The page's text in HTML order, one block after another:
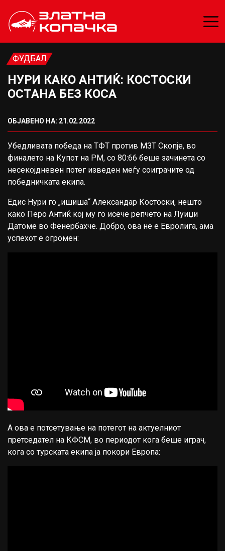
ФУДБАЛ
НУРИ КАКО АНТИЌ: КОСТОСКИ
ОСТАНА БЕЗ КОСА
ОБЈАВЕНО НА: 21.02.2022
Убедливата победа на ТФТ против МЗТ Скопје, во
финалето на Купот на РМ, со 80:66 беше зачинета со
несекојдневен потег изведен меѓу соиграчите од
победничката екипа.
Едис Нури го „ишиша“ Александар Костоски, нешто
како Перо Антиќ кoj му го исече репчето на Луиџи
Датоме во Фенербахче. Добро, ова не е Евролига, ама
успехот е огромен:
А ова е потсетување на потегот на актуелниот
претседател на КФСМ, во периодот кога беше играч,
кога со турската екипа ја покори Европа: